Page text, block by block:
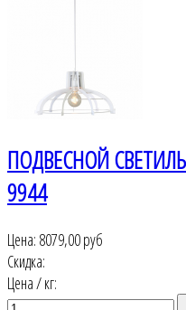
ПОДВЕСНОЙ
9944
Цена: 8079,00 руб
Скидка:
Цена / кг: